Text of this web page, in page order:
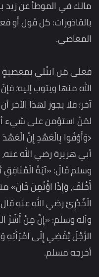
مالك في الموطأ عن زيد
بالقاذورات: كل قَول
المعاصي.
فعلى مَن ابتُلي بمعصيةٍ
الله منها ويتوب إليه؛
آخر؛ فلا يجوز لهذا
لمَنْ استؤمن على شيء
أبي هريرة رضي الله
وسلم قَالَ: «آيَةُ الْمُنَافِقِ
أَخْلَفَ، وَإِذَا اؤْتُمِنَ
الْخُدْرِىِّ رضي الله عنه
وآله وسلم: «إِنَّ مِنْ أَشَرِّ
الرَّجُلَ يُفْضِي إِلَى
أخرجه مسلم.